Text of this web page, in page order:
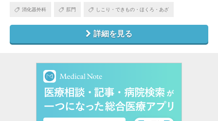
消化器外科 肛門 しこり・できもの・ほくろ・あざ
詳細を見る